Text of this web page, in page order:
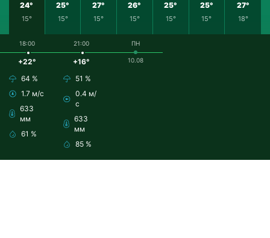
24°
15°
25°
15°
27°
15°
26°
15°
25°
15°
25°
15°
27°
18°
18:00
+22°
64 %
1.7 м/с
633
мм
61 %
21:00
+16°
51 %
0.4 м/
с
633
мм
85 %
ПН
10.08